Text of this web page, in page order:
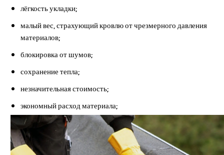
лёгкость укладки;
малый вес, страхующий кровлю от чрезмерного давления
материалов;
блокировка от шумов;
сохранение тепла;
незначительная стоимость;
экономный расход материала;